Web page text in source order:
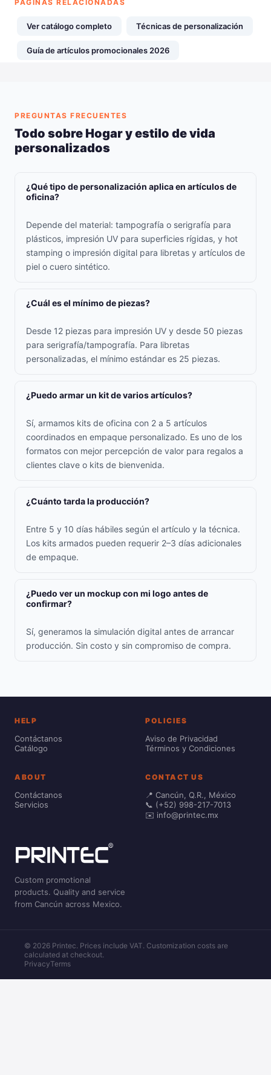
PÁGINAS RELACIONADAS
Ver catálogo completo Técnicas de personalización
Guía de artículos promocionales 2026
PREGUNTAS FRECUENTES
Todo sobre Hogar y estilo de vida
personalizados
¿Qué tipo de personalización aplica en artículos de
oficina?
Depende del material: tampografía o serigrafía para
plásticos, impresión UV para superficies rígidas, y hot
stamping o impresión digital para libretas y artículos de
piel o cuero sintético.
¿Cuál es el mínimo de piezas?
Desde 12 piezas para impresión UV y desde 50 piezas
para serigrafía/tampografía. Para libretas
personalizadas, el mínimo estándar es 25 piezas.
¿Puedo armar un kit de varios artículos?
Sí, armamos kits de oficina con 2 a 5 artículos
coordinados en empaque personalizado. Es uno de los
formatos con mejor percepción de valor para regalos a
clientes clave o kits de bienvenida.
¿Cuánto tarda la producción?
Entre 5 y 10 días hábiles según el artículo y la técnica.
Los kits armados pueden requerir 2–3 días adicionales
de empaque.
¿Puedo ver un mockup con mi logo antes de
confirmar?
Sí, generamos la simulación digital antes de arrancar
producción. Sin costo y sin compromiso de compra.
HELP
Contáctanos
Catálogo
POLICIES
Aviso de Privacidad
Términos y Condiciones
ABOUT
Contáctanos
Servicios
CONTACT US
📍 Cancún, Q.R., México
📞 (+52) 998-217-7013
✉️ info@printec.mx
Custom promotional
products. Quality and service
from Cancún across Mexico.
© 2026 Printec. Prices include VAT. Customization costs are
calculated at checkout.
PrivacyTerms